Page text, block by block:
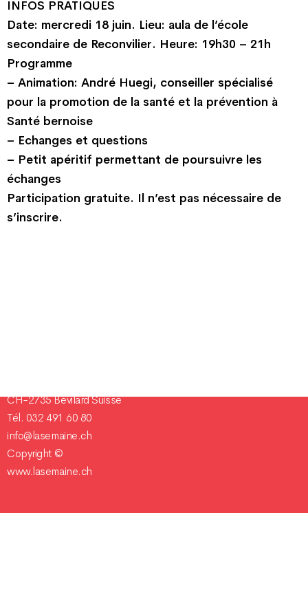
INFOS PRATIQUES
Date: mercredi 18 juin. Lieu: aula de l’école
secondaire de Reconvilier. Heure: 19h30 – 21h
Programme
– Animation: André Huegi, conseiller spécialisé
pour la promotion de la santé et la prévention à
Santé bernoise
– Echanges et questions
– Petit apéritif permettant de poursuivre les
échanges
Participation gratuite. Il n’est pas nécessaire de
s’inscrire.
CH-2735 Bévilard Suisse
Tél. 032 491 60 80
info@lasemaine.ch
Copyright ©
www.lasemaine.ch